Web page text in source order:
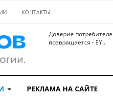
КОНТАКТЫ
Доверие
возвращается - EY...
РЕКЛАМА НА САЙТЕ